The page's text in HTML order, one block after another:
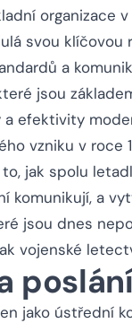
organizace
svou klíčovou
a
jsou
efektivity
vzniku v roce
to, jak spolu
komunikují, a
jsou dnes
vojenské
poslání
jako ústřední